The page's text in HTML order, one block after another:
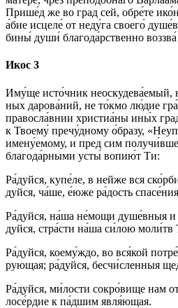
При­ше́д же во град сей, обре́те
а́бие исцеле́ от не­ду́­га сво­его́
би­ны́ ду­ши́ бла­го­да́р­ствен­но
Икос 3
Иму́ще ис­то́ч­ник
ных да­ро­ва́­ний, не то́кмо лю́­дие
пра­во­сла́в­нии христиа́ны ины́х
к Тво­ему́ пречу́дному о́б­ра­зу,
имену́емому, и пред сим
бла­го­да́р­ны­ми ус­ты́ во­пи­ю́т Ти:
Ра́­дуй­ся, купе́ле, в ней­же вся
дуй­ся, ча́ше, е́ю­же ра́­дость
Ра́­дуй­ся, на́­ша не́­мо­щи ду­ше́в­ныя
дуй­ся, стра́с­ти на́­ша си́­лою
Ра́­дуй­ся, коему́ждо, во вся́­кой
рую­щая; ра́­дуй­ся, бесчи́сленныя
Ра́­дуй­ся, ми́­лос­ти со­кро́­ви­ще нам
ло­се́р­дие к па́дшим яв­ля́ю­щая.